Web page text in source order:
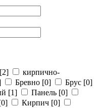
[2]
кирпично-
Бревно [0] Брус [0]
[1] Панель [0]
Кирпич [0]